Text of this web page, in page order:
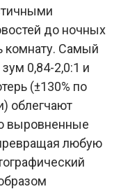
до ночных
комнату. Самый
0,84-2,0:1 и
(±130% по
облегчают
выровненные
любую